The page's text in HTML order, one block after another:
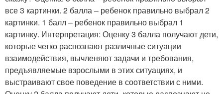
все 3 картинки. 2 балла – ребенок правильно выбрал 2
картинки. 1 балл – ребенок правильно выбрал 1
картинку. Интерпретация: Оценку 3 балла получают дети,
которые четко распознают различные ситуации
взаимодействия, вычленяют задачи и требования,
предъявляемые взрослыми в этих ситуациях, и
выстраивают свое поведение в соответствии с ними.